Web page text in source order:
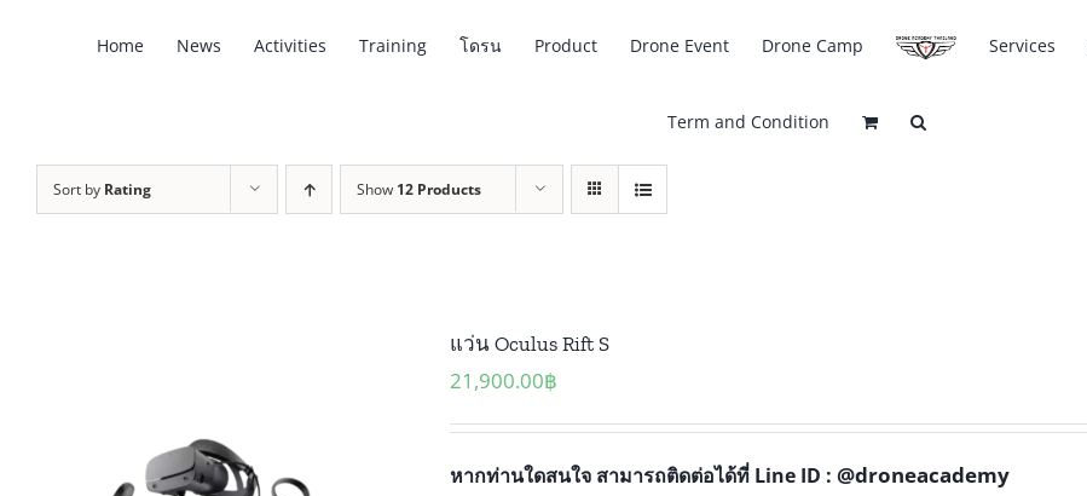
Home News Activities Training โดรน Product Drone Event Drone Camp Services
Term and Condition
Sort by Rating Show 12 Products
แว่น Oculus Rift S
21,900.00฿
หากท่านใดสนใจ สามารถติดต่อได้ที่ Line ID :@droneacademy